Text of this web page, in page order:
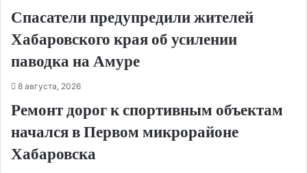
Спасатели предупредили жителей
Хабаровского края об усилении
паводка на Амуре
8 августа, 2026
Ремонт дорог к спортивным объектам
начался в Первом микрорайоне
Хабаровска